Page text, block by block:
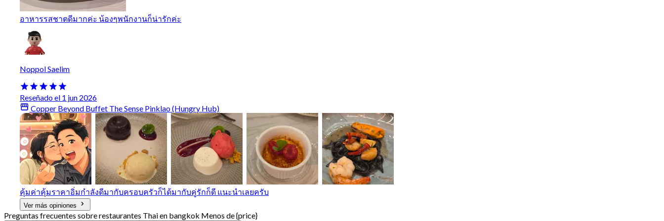
อาหารรสชาตดีมากค่ะ น้องๆพนักงานก็น่ารักค่ะ
Noppol Saelim
Reseñado el 1 jun 2026
Copper Beyond Buffet The Sense Pinklao (Hungry Hub)
คุ้มค่าคุ้มราคาอิ่มกําลังดีมากับครอบครัวก็ได้มากับคู่รักก็ดี แนะนําเลยครับ
Ver más opiniones
Preguntas frecuentes sobre restaurantes Thai en bangkok Menos de {price}